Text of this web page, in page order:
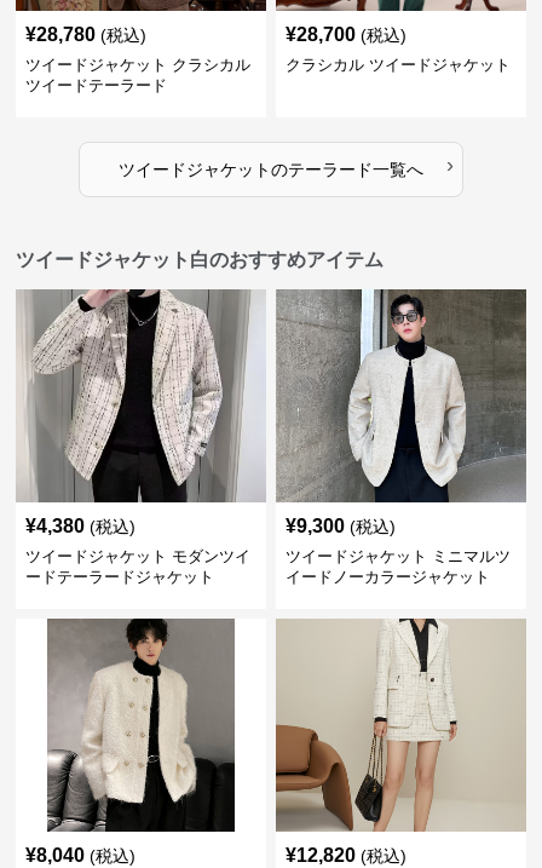
¥28,780 (税込)
ツイードジャケット クラシカル
ツイードテーラード
¥28,700 (税込)
クラシカル ツイードジャケット
ツイードジャケットのテーラード一覧へ ›
ツイードジャケット白のおすすめアイテム
¥4,380 (税込)
ツイードジャケット モダンツイ
ードテーラードジャケット
¥9,300 (税込)
ツイードジャケット ミニマルツ
イードノーカラージャケット
¥8,040 (税込) ¥12,820 (税込)